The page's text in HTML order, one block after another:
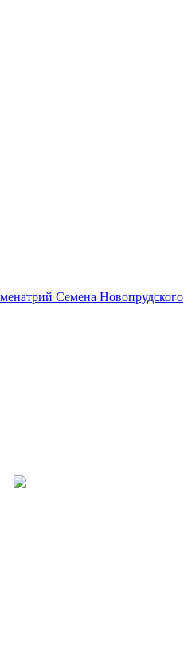
Семена Новопрудского